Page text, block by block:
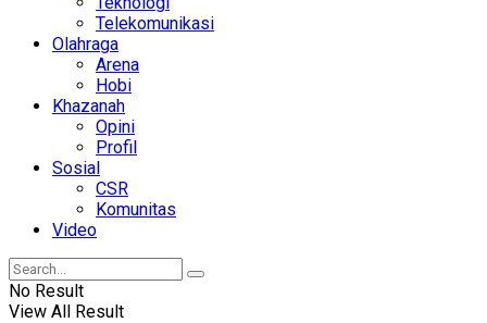
Telekomunikasi
Olahraga
Arena
Hobi
Khazanah
Opini
Profil
Sosial
CSR
Komunitas
Video
No Result
View All Result